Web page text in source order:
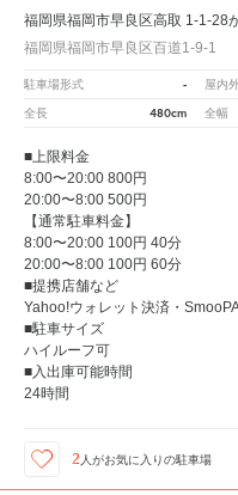
福岡県福岡市早良区高取 1-1-28
福岡県福岡市早良区百道1-9-1
駐車場形式 - 屋内
全長 480cm 全幅
■上限料金
8:00〜20:00 800円
20:00〜8:00 500円
【通常駐車料金】
8:00〜20:00 100円 40分
20:00〜8:00 100円 60分
■提携店舗など
Yahoo!ウォレット決済・
■駐車サイズ
ハイルーフ可
■入出庫可能時間
24時間
2 人がお気に入りの駐車場